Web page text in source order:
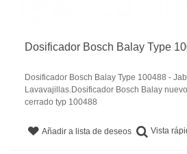
Dosificador Bosch Balay Type
Dosificador Bosch Balay Type 100488 -
Lavavajillas.Dosificador Bosch Balay
cerrado typ 100488
Añadir a lista de deseos Vista